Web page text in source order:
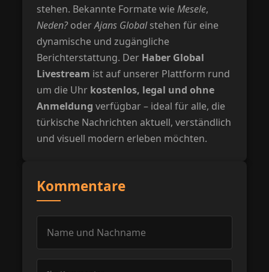
stehen. Bekannte Formate wieMesele,
Neden?oderAjans Globalstehen für eine
dynamische und zugängliche
Berichterstattung. Der Haber Global
Livestream ist auf unserer Plattform rund
um die Uhr kostenlos, legal und ohne
Anmeldung verfügbar – ideal für alle, die
türkische Nachrichten aktuell, verständlich
und visuell modern erleben möchten.
Kommentare